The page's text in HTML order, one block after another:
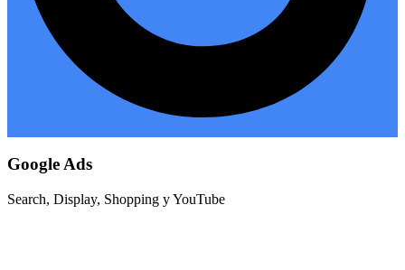
Google Ads
Search, Display, Shopping y YouTube